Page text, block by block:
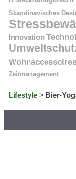
Skandinavisches
Innovation
Wohnaccessoires
Zeitmanagement
Lifestyle > Bier-